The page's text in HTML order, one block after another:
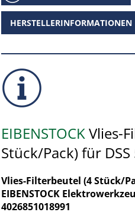
HERSTELLERINFORMATIONEN
EIBENSTOCKVlies-
Stück/Pack) für
Vlies-Filterbeutel (4 Stück/
EIBENSTOCK
4026851018991